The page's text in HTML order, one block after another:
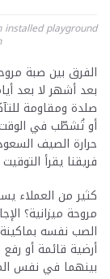
playground
الفرق بين صبة
بعد أشهر لا بعد
صلدة ومقاومة
أو تُشطّب في
فريقنا يقرأ
كثير من العملاء
مروحة ميزانية؟
الصب نفسه
أرضية قائمة أو
بينهما في نفس